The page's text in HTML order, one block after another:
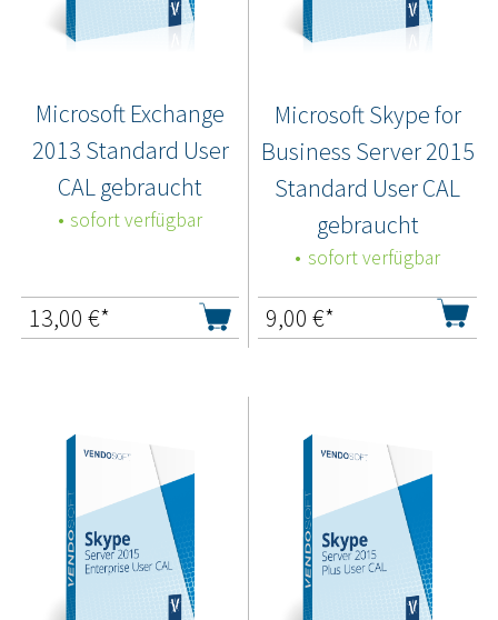
Microsoft Exchange
2013 Standard User
CAL gebraucht
sofort verfügbar
13,00 €*
Microsoft Skype for
Business Server 2015
Standard User CAL
gebraucht
sofort verfügbar
9,00 €*